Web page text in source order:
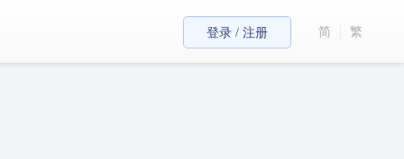
登录 / 注册 简 繁